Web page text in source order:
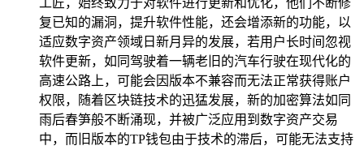
复已知的漏洞，提升软件性能，还会增添新的功能，以
适应数字资产领域日新月异的发展，若用户长时间忽视
软件更新，如同驾驶着一辆老旧的汽车行驶在现代化的
高速公路上，可能会因版本不兼容而无法正常获得账户
权限，随着区块链技术的迅猛发展，新的加密算法如同
雨后春笋般不断涌现，并被广泛应用到数字资产交易
中，而旧版本的TP钱包由于技术的滞后，可能无法支持